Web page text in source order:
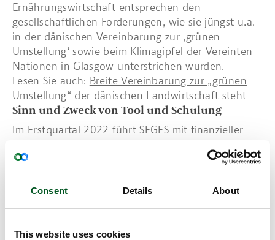
Consent Details About
This website uses cookies
Ernährungswirtschaft entsprechen den
gesellschaftlichen Forderungen, wie sie jüngst u.a.
in der dänischen Vereinbarung zur ‚grünen
Umstellung‘ sowie beim Klimagipfel der Vereinten
Nationen in Glasgow unterstrichen wurden.
Lesen Sie auch: Breite Vereinbarung zur „grünen
Umstellung“ der dänischen Landwirtschaft steht
Sinn und Zweck von Tool und Schulung
Im Erstquartal 2022 führt SEGES mit finanzieller
IT-Tool für Landwirtschaftsbetriebe sowie eine
Klimaschutz-Schulung für Landwirte und
Landwirtschaftsstudierende ein.
Klimaschutzziele beitragen sowie Dänemarks